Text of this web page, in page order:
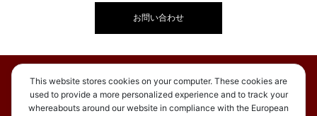
お問い合わせ
お知らせ
ご宿泊
This website stores cookies on your computer. These cookies are
used to provide a more personalized experience and to track your
whereabouts around our website in compliance with the European